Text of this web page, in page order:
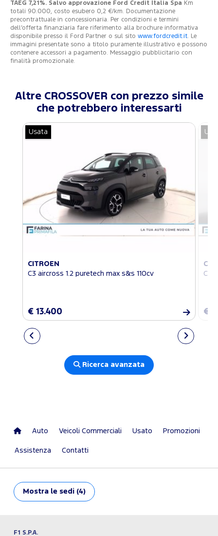
TAEG 7,21%. Salvo approvazione Ford Credit Italia Spa Km
totali 90.000, costo esubero 0,2 €/km. Documentazione
precontrattuale in concessionaria. Per condizioni e termini
dell’offerta finanziaria fare riferimento alla brochure informativa
disponibile presso il Ford Partner o sul sito www.fordcredit.it. Le
immagini presentate sono a titolo puramente illustrativo e possono
contenere accessori a pagamento. Messaggio pubblicitario con
finalità promozionale.
Altre CROSSOVER con prezzo simile
che potrebbero interessarti
Usata
CITROEN
C3 aircross 1.2 puretech max s&s 110cv
€ 13.400
C3
€
Ricerca avanzata
Auto Veicoli Commerciali Usato Promozioni
Assistenza Contatti
Mostra le sedi (4)
F1 S.P.A.